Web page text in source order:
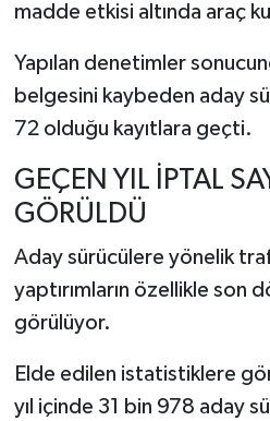
madde etkisi altında araç
Yapılan denetimler
belgesini kaybeden aday
72 olduğu kayıtlara geçti.
GEÇEN YIL İPTAL
GÖRÜLDÜ
Aday sürücülere yönelik
yaptırımların özellikle son
görülüyor.
Elde edilen istatistiklere
yıl içinde 31 bin 978 aday